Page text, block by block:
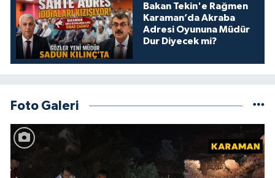
Bakan Tekin'e Rağmen
Karaman’da Akraba
Adresi Oyununa Müdür
Dur Diyecek mi?
Foto Galeri